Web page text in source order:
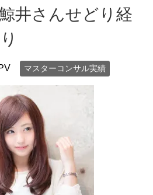
井さんせどり経
マスターコンサル実績